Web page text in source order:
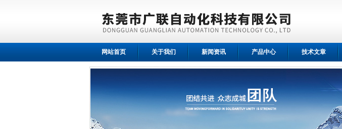
网站首页 关于我们 新闻资讯 产品中心 技术文章